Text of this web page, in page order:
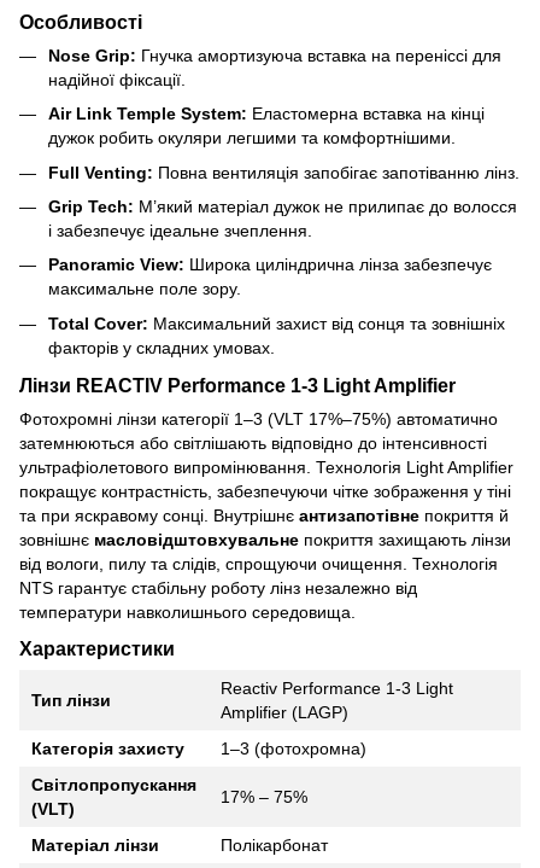
Особливості
Nose Grip: Гнучка амортизуюча вставка на переніссі для
надійної фіксації.
Air Link Temple System: Еластомерна вставка на кінці
дужок робить окуляри легшими та комфортнішими.
Full Venting: Повна вентиляція запобігає запотіванню лінз.
Grip Tech: М’який матеріал дужок не прилипає до волосся
і забезпечує ідеальне зчеплення.
Panoramic View: Широка циліндрична лінза забезпечує
максимальне поле зору.
Total Cover: Максимальний захист від сонця та зовнішніх
факторів у складних умовах.
Лінзи REACTIV Performance 1-3 Light Amplifier
Фотохромні лінзи категорії 1–3 (VLT 17%–75%) автоматично
затемнюються або світлішають відповідно до інтенсивності
ультрафіолетового випромінювання. Технологія Light Amplifier
покращує контрастність, забезпечуючи чітке зображення у тіні
та при яскравому сонці. Внутрішнє антизапотівне покриття й
зовнішнє масловідштовхувальне покриття захищають лінзи
від вологи, пилу та слідів, спрощуючи очищення. Технологія
NTS гарантує стабільну роботу лінз незалежно від
температури навколишнього середовища.
Характеристики
Тип лінзи
Reactiv Performance 1-3 Light
Amplifier (LAGP)
Категорія захисту
1–3 (фотохромна)
Світлопропускання
(VLT)
17% – 75%
Матеріал лінзи
Полікарбонат